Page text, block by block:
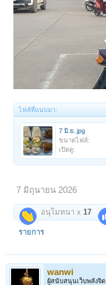
ไฟล์ที่แนบมา:
7 มิ.ย..jpg
ขนาดไฟล์:
เปิดดู:
7 มิถุนายน 2026
อนุโมทนา x17
รายการ
wanwi
ผู้สนับสนุนเว็บพลังจิต